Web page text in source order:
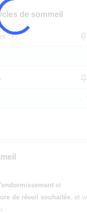
de sommeil
et
de réveil souhaitée, et